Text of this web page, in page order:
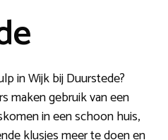
in Wijk bij Duurstede?
maken gebruik van een
in een schoon huis,
klusjes meer te doen en